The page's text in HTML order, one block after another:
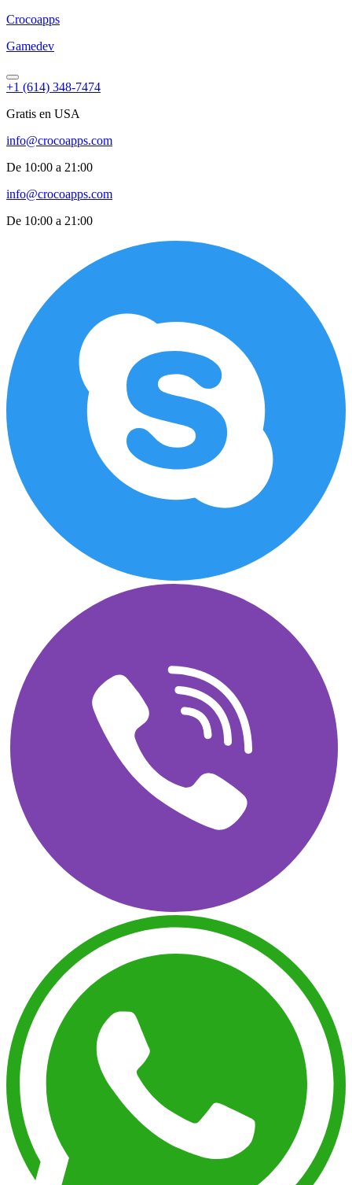
Crocoapps
Gamedev
+1 (614) 348-7474
Gratis en USA
info@crocoapps.com
De 10:00 a 21:00
info@crocoapps.com
De 10:00 a 21:00